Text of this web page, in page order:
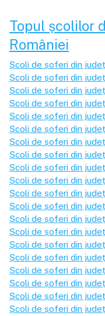
Topul școlilor
României
Școli de șoferi din
Școli de șoferi din
Școli de șoferi din
Școli de șoferi din
Școli de șoferi din
Școli de șoferi din
Școli de șoferi din
Școli de șoferi din
Școli de șoferi din
Școli de șoferi din
Școli de șoferi din
Școli de șoferi din
Școli de șoferi din
Școli de șoferi din
Școli de șoferi din
Școli de șoferi din
Școli de șoferi din
Școli de șoferi din
Școli de șoferi din
Școli de șoferi din